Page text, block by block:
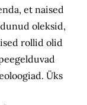
et naised
oleksid,
rollid olid
Üks